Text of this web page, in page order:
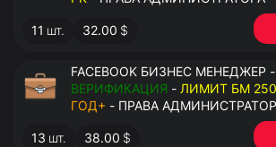
11 шт. 32.00 $
FACEBOOK БИЗНЕС МЕНЕДЖЕР -
ВЕРИФИКАЦИЯ - ЛИМИТ БМ
ГОД+ - ПРАВА
13 шт. 38.00 $